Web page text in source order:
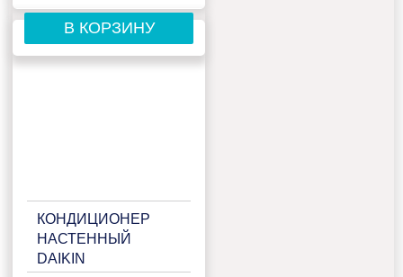
В КОРЗИНУ
КОНДИЦИОНЕР
НАСТЕННЫЙ
DAIKIN